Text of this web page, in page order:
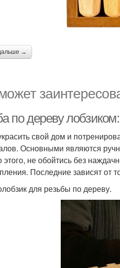
→
по дереву
свой дом и
Основными являются
не обойтись без
Последние зависят от
для резьбы по дереву.